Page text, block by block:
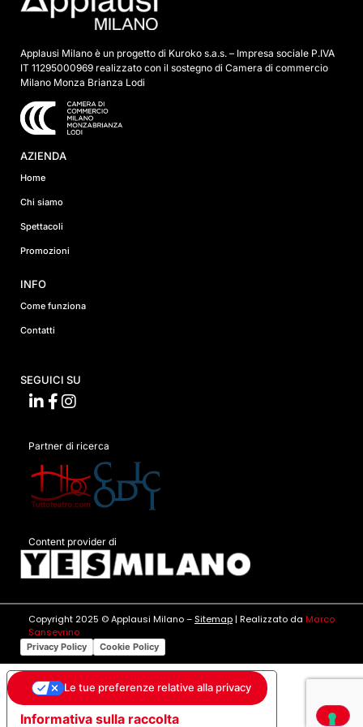
Applausi Milano è un progetto di Kuroko s.a.s. – Impresa sociale P.IVA
IT 11295000969 realizzato con il sostegno di Camera di commercio
Milano Monza Brianza Lodi
AZIENDA
Home
Chi siamo
Spettacoli
Promozioni
INFO
Come funziona
Contatti
SEGUICI SU
Partner di ricerca
Content provider di
Copyright 2025 © Applausi Milano – Sitemap| Realizzato da Marco
Sansevrino
Privacy Policy Cookie Policy
Informativa sulla raccolta
Le tue preferenze relative alla privacy